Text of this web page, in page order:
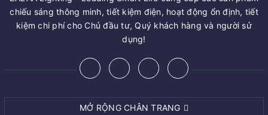
chiếu sáng thông minh, tiết kiệm điện, hoạt động ổn định, tiết
kiệm chi phí cho Chủ đầu tư, Quý khách hàng và người sử
dụng!
MỞ RỘNG CHÂN TRANG